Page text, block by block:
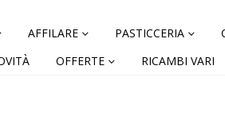
AFFILARE PASTICCERIA
OFFERTE RICAMBI VARI